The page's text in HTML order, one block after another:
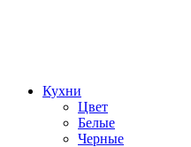
Кухни
Цвет
Белые
Черные